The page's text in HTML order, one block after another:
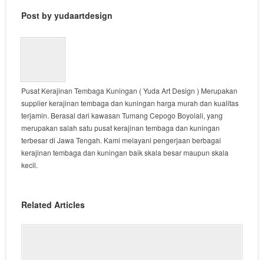
Post by yudaartdesign
Pusat Kerajinan Tembaga Kuningan ( Yuda Art Design ) Merupakan
supplier kerajinan tembaga dan kuningan harga murah dan kualitas
terjamin. Berasal dari kawasan Tumang Cepogo Boyolali, yang
merupakan salah satu pusat kerajinan tembaga dan kuningan
terbesar di Jawa Tengah. Kami melayani pengerjaan berbagai
kerajinan tembaga dan kuningan baik skala besar maupun skala
kecil.
Related Articles